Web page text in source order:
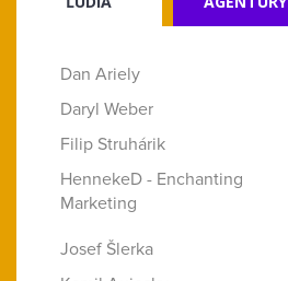
Dan Ariely
Daryl Weber
Filip Struhárik
HennekeD - Enchanting
Marketing
Josef Šlerka